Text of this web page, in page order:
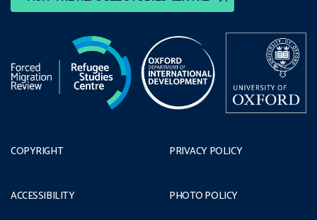
COPYRIGHT
ACCESSIBILITY
PRIVACY POLICY
PHOTO POLICY